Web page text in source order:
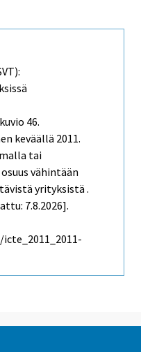
46.
keväällä 2011.
tai
vähintään
yrityksistä .
7.8.2026].